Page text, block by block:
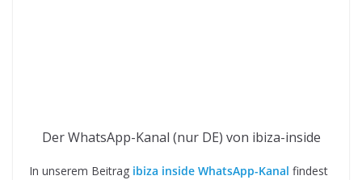
Der WhatsApp-Kanal (nur DE) von ibiza-inside
In unserem Beitrag ibiza inside WhatsApp-Kanal findest